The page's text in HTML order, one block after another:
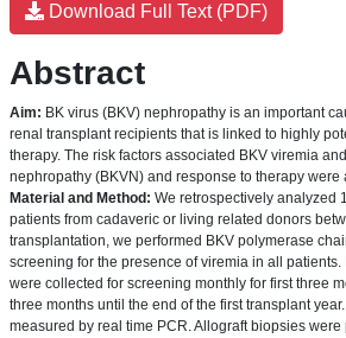
Download Full Text (PDF)
Abstract
Aim: BK virus (BKV) nephropathy is an important
renal transplant recipients that is linked to highly
therapy. The risk factors associated BKV viremia
nephropathy (BKVN) and response to therapy were
Material and Method: We retrospectively analyzed
patients from cadaveric or living related donors
transplantation, we performed BKV polymerase
screening for the presence of viremia in all
were collected for screening monthly for first three
three months until the end of the first transplant
measured by real time PCR. Allograft biopsies